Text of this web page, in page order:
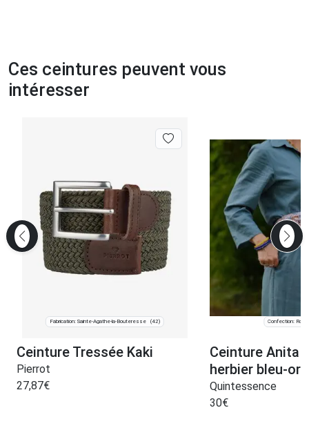
Ces ceintures peuvent vous
intéresser
Fabrication: Sainte-Agathe-la-Bouteresse (42)
Ceinture Tressée Kaki
Pierrot
27,87€
Confection:
Ceinture Anita
herbier bleu-
Quintessence
30€